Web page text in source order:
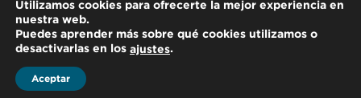
704,705,706.
Utilizamos cookies para ofrecerte la mejor experiencia en
nuestra web.
Puedes aprender más sobre qué cookies utilizamos o
desactivarlas en los ajustes.
Aceptar